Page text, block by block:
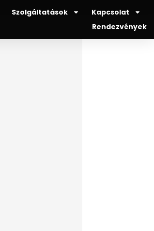
Szolgáltatások
Kapcsolat
Rendezvények